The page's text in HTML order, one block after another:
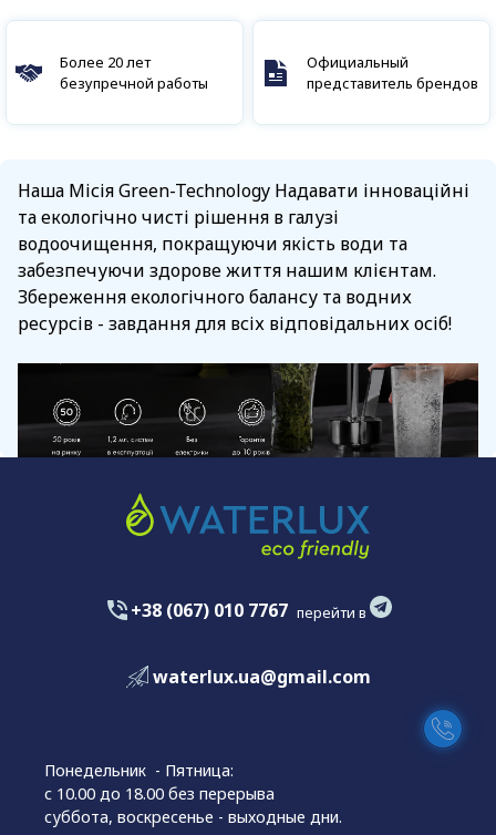
Более 20 лет
безупречной работы
Официальный
представитель брендов
Наша Місія Green-Technology Надавати інноваційні
та екологічно чисті рішення в галузі
водоочищення, покращуючи якість води та
забезпечуючи здорове життя нашим клієнтам.
Збереження екологічного балансу та водних
ресурсів - завдання для всіх відповідальних осіб!
+38 (067) 010 7767 перейти в
waterlux.ua@gmail.com
Понедельник - Пятница:
с 10.00 до 18.00 без перерыва
суббота, воскресенье - выходные дни.